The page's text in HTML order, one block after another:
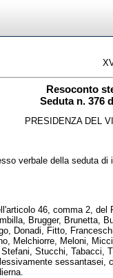
Resoconto
Seduta n. 376
PRESIDENZA DEL
verbale della seduta di
46, comma 2,
Brugger, Brunetta,
Donadi, Fitto,
Melchiorre, Meloni,
Stucchi, Tabacci,